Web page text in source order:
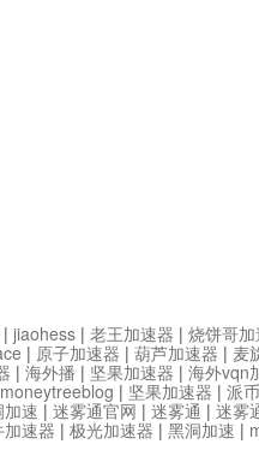
| jiaohess | 老王加速器 | 烧饼哥
| 原子加速器 | 葫芦加速器 | 麦
| 海外播 | 坚果加速器 | 海外vqn
moneytreeblog | 坚果加速器 | 派
速 | 迷雾通官网 | 迷雾通 | 迷雾
速器 | 极光加速器 | 黑洞加速 |